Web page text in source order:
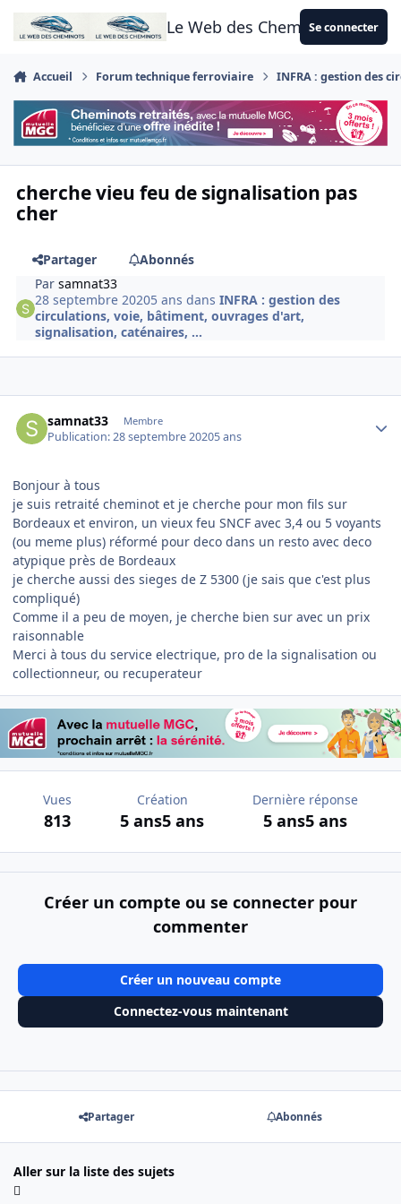
Aller au contenu
Le Web des CheminotsSe connecter
Accueil Forum technique ferroviaire INFRA : gestion des
cherche vieu feu de signalisation pas
cher
Partager
Abonnés
Parsamnat33
28 septembre 20205 ans dansINFRA : gestion des
circulations, voie, bâtiment, ouvrages d'art,
signalisation, caténaires, ...
samnat33 Membre
Publication:28 septembre 20205 ans
Bonjour à tous
je suis retraité cheminot et je cherche pour mon fils sur
Bordeaux et environ, un vieux feu SNCF avec 3,4 ou 5 voyants
(ou meme plus) réformé pour deco dans un resto avec deco
atypique près de Bordeaux
je cherche aussi des sieges de Z 5300 (je sais que c'est plus
compliqué)
Comme il a peu de moyen, je cherche bien sur avec un prix
raisonnable
Merci à tous du service electrique, pro de la signalisation ou
collectionneur, ou recuperateur
Vues
813
Création
5 ans5 ans
Dernière réponse
5 ans5 ans
Créer un compte ou se connecter pour
commenter
Créer un nouveau compte
Connectez-vous maintenant
Partager Abonnés
Aller sur la liste des sujets